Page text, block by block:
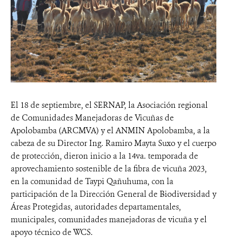
El 18 de septiembre, el SERNAP, la Asociación regional
de Comunidades Manejadoras de Vicuñas de
Apolobamba (ARCMVA) y el ANMIN Apolobamba, a la
cabeza de su Director Ing. Ramiro Mayta Suxo y el cuerpo
de protección, dieron inicio a la 14va. temporada de
aprovechamiento sostenible de la fibra de vicuña 2023,
en la comunidad de Taypi Qañuhuma, con la
participación de la Dirección General de Biodiversidad y
Áreas Protegidas, autoridades departamentales,
municipales, comunidades manejadoras de vicuña y el
apoyo técnico de WCS.